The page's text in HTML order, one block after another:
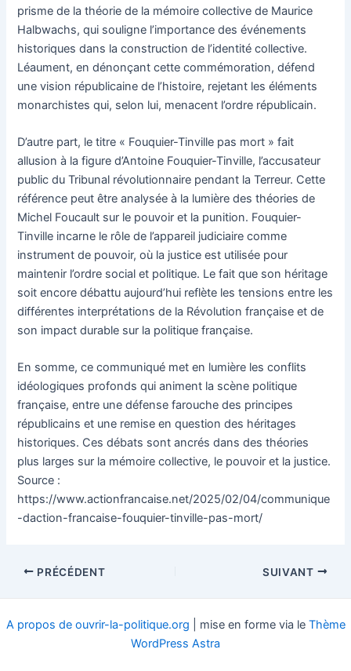
prisme de la théorie de la mémoire collective de Maurice
Halbwachs, qui souligne l’importance des événements
historiques dans la construction de l’identité collective.
Léaument, en dénonçant cette commémoration, défend
une vision républicaine de l’histoire, rejetant les éléments
monarchistes qui, selon lui, menacent l’ordre républicain.
D’autre part, le titre « Fouquier-Tinville pas mort » fait
allusion à la figure d’Antoine Fouquier-Tinville, l’accusateur
public du Tribunal révolutionnaire pendant la Terreur. Cette
référence peut être analysée à la lumière des théories de
Michel Foucault sur le pouvoir et la punition. Fouquier-
Tinville incarne le rôle de l’appareil judiciaire comme
instrument de pouvoir, où la justice est utilisée pour
maintenir l’ordre social et politique. Le fait que son héritage
soit encore débattu aujourd’hui reflète les tensions entre les
différentes interprétations de la Révolution française et de
son impact durable sur la politique française.
En somme, ce communiqué met en lumière les conflits
idéologiques profonds qui animent la scène politique
française, entre une défense farouche des principes
républicains et une remise en question des héritages
historiques. Ces débats sont ancrés dans des théories
plus larges sur la mémoire collective, le pouvoir et la justice.
Source :
https://www.actionfrancaise.net/2025/02/04/communique
-daction-francaise-fouquier-tinville-pas-mort/
NavigationPRÉCÉDENT SUIVANT
A propos de ouvrir-la-politique.org | mise en forme via le Thème
WordPress Astra